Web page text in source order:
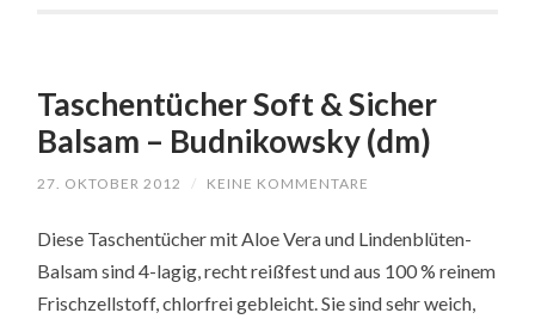
Taschentücher Soft & Sicher
Balsam – Budnikowsky (dm)
27. OKTOBER 2012 / KEINE KOMMENTARE
Diese Taschentücher mit Aloe Vera und Lindenblüten-
Balsam sind 4-lagig, recht reißfest und aus 100 % reinem
Frischzellstoff, chlorfrei gebleicht. Sie sind sehr weich,